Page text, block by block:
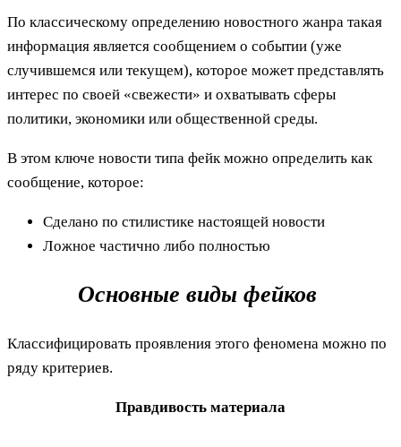
По классическому определению новостного жанра такая
информация является сообщением о событии (уже
случившемся или текущем), которое может представлять
интерес по своей «свежести» и охватывать сферы
политики, экономики или общественной среды.
В этом ключе новости типа фейк можно определить как
сообщение, которое:
Сделано по стилистике настоящей новости
Ложное частично либо полностью
Основные виды фейков
Классифицировать проявления этого феномена можно по
ряду критериев.
Правдивость материала